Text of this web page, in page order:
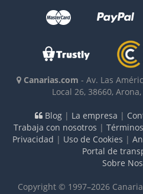
Canarias.com - Av. Las
Local 26, 38660,
Blog| La empresa |
Trabaja con nosotros |
Privacidad | Uso de Cookies |
Portal de
Sobre
Copyright © 1997–2026